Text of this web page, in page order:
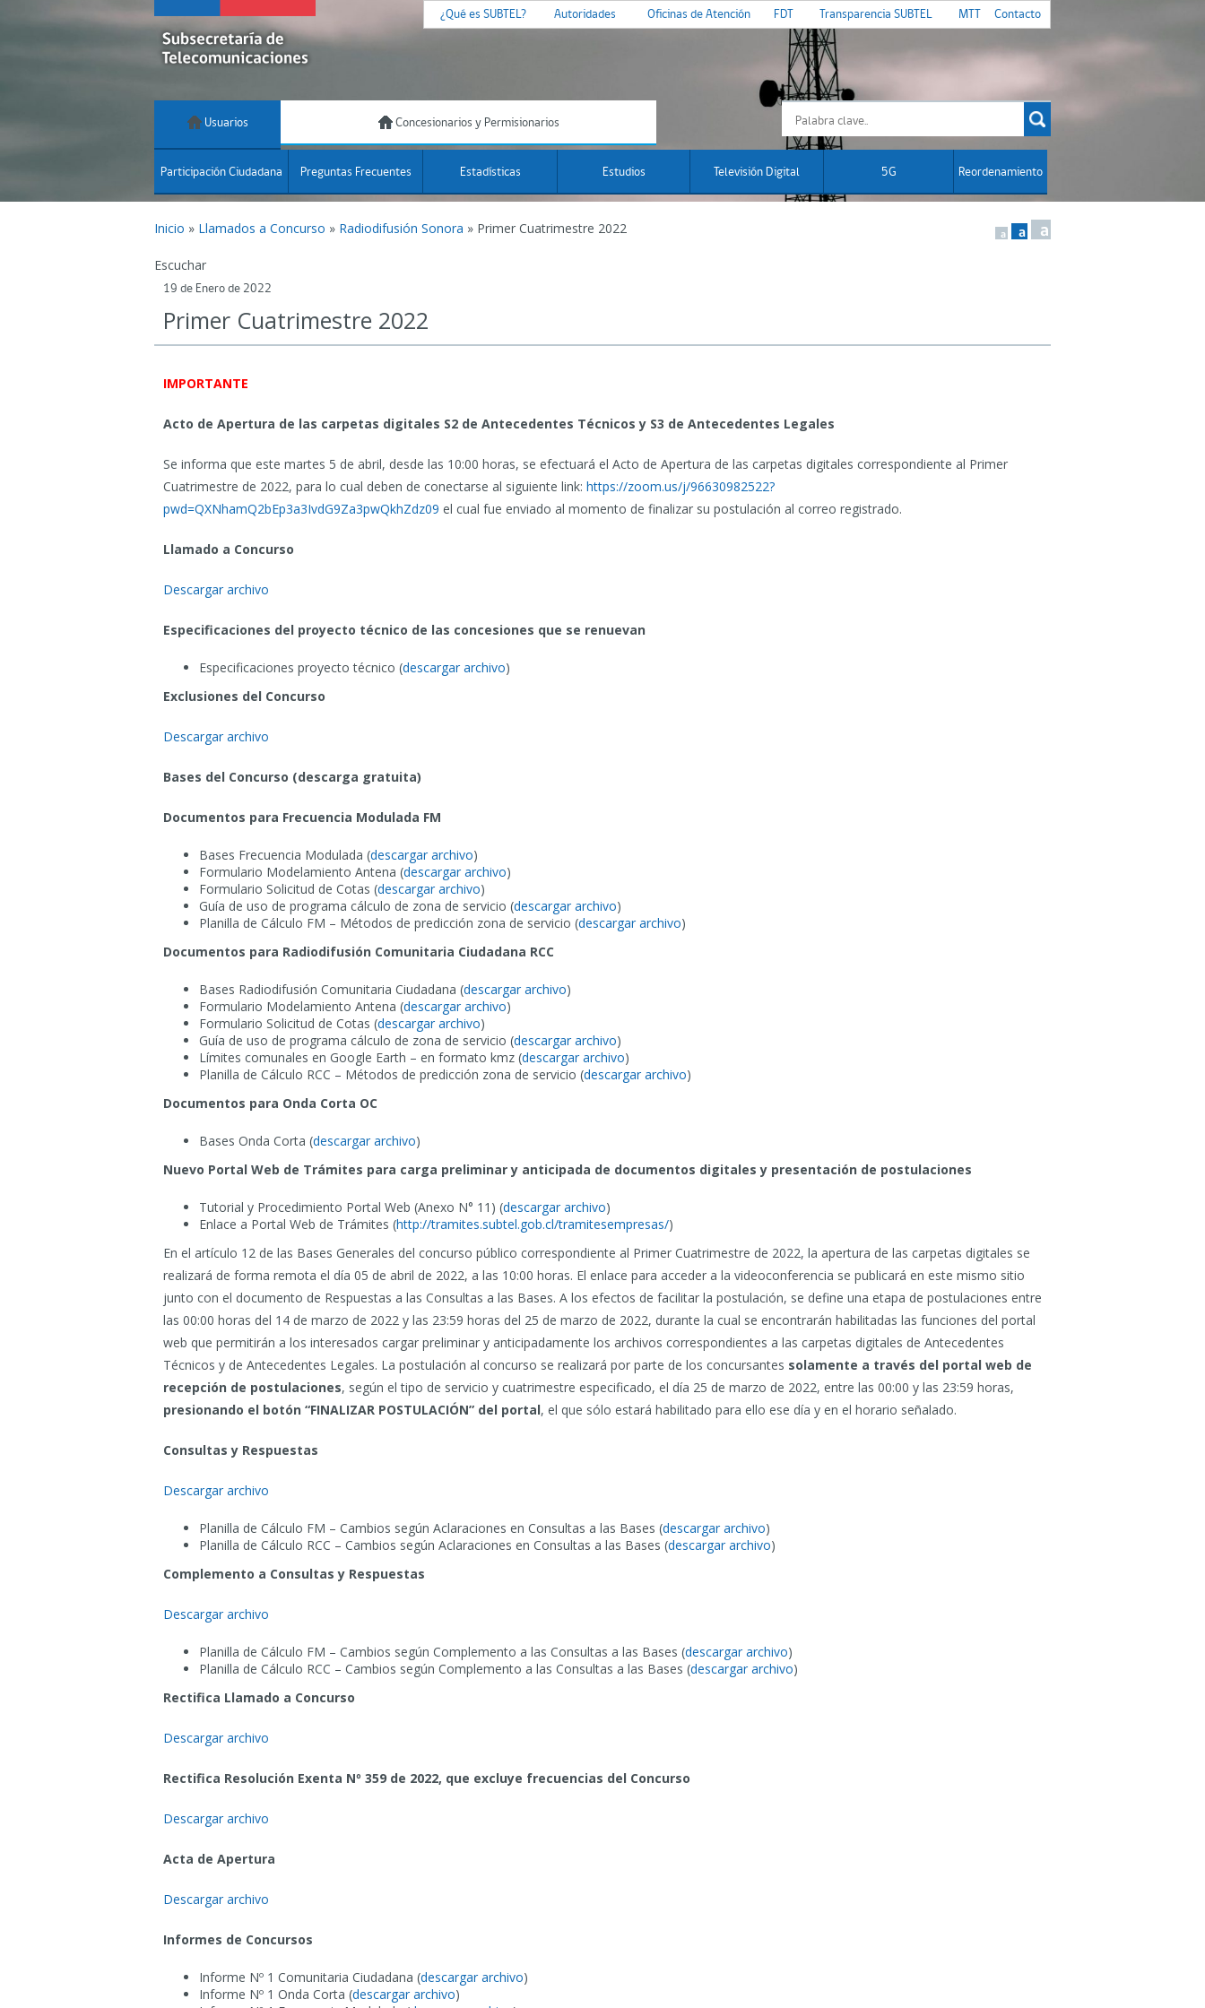
¿Qué es SUBTEL? Autoridades Oficinas de Atención FDT Transparencia SUBTEL MTT Contacto
Usuarios Concesionarios y Permisionarios
Participación Ciudadana Preguntas Frecuentes Estadísticas Estudios Televisión Digital 5G Reordenamiento
Inicio » Llamados a Concurso » Radiodifusión Sonora » Primer Cuatrimestre 2022 a a a
Escuchar
19 de Enero de 2022
Primer Cuatrimestre 2022
IMPORTANTE
Acto de Apertura de las carpetas digitales S2 de Antecedentes Técnicos y S3 de Antecedentes Legales
Se informa que este martes 5 de abril, desde las 10:00 horas, se efectuará el Acto de Apertura de las carpetas digitales correspondiente al Primer
Cuatrimestre de 2022, para lo cual deben de conectarse al siguiente link: https://zoom.us/j/96630982522?
pwd=QXNhamQ2bEp3a3IvdG9Za3pwQkhZdz09 el cual fue enviado al momento de finalizar su postulación al correo registrado.
Llamado a Concurso
Descargar archivo
Especificaciones del proyecto técnico de las concesiones que se renuevan
Especificaciones proyecto técnico (descargar archivo)
Exclusiones del Concurso
Descargar archivo
Bases del Concurso (descarga gratuita)
Documentos para Frecuencia Modulada FM
Bases Frecuencia Modulada (descargar archivo)
Formulario Modelamiento Antena (descargar archivo)
Formulario Solicitud de Cotas (descargar archivo)
Guía de uso de programa cálculo de zona de servicio (descargar archivo)
Planilla de Cálculo FM – Métodos de predicción zona de servicio (descargar archivo)
Documentos para Radiodifusión Comunitaria Ciudadana RCC
Bases Radiodifusión Comunitaria Ciudadana (descargar archivo)
Formulario Modelamiento Antena (descargar archivo)
Formulario Solicitud de Cotas (descargar archivo)
Guía de uso de programa cálculo de zona de servicio (descargar archivo)
Límites comunales en Google Earth – en formato kmz (descargar archivo)
Planilla de Cálculo RCC – Métodos de predicción zona de servicio (descargar archivo)
Documentos para Onda Corta OC
Bases Onda Corta (descargar archivo)
Nuevo Portal Web de Trámites para carga preliminar y anticipada de documentos digitales y presentación de postulaciones
Tutorial y Procedimiento Portal Web (Anexo N° 11) (descargar archivo)
Enlace a Portal Web de Trámites (http://tramites.subtel.gob.cl/tramitesempresas/)
En el artículo 12 de las Bases Generales del concurso público correspondiente al Primer Cuatrimestre de 2022, la apertura de las carpetas digitales se
realizará de forma remota el día 05 de abril de 2022, a las 10:00 horas. El enlace para acceder a la videoconferencia se publicará en este mismo sitio
junto con el documento de Respuestas a las Consultas a las Bases. A los efectos de facilitar la postulación, se define una etapa de postulaciones entre
las 00:00 horas del 14 de marzo de 2022 y las 23:59 horas del 25 de marzo de 2022, durante la cual se encontrarán habilitadas las funciones del portal
web que permitirán a los interesados cargar preliminar y anticipadamente los archivos correspondientes a las carpetas digitales de Antecedentes
Técnicos y de Antecedentes Legales. La postulación al concurso se realizará por parte de los concursantes solamente a través del portal web de
recepción de postulaciones, según el tipo de servicio y cuatrimestre especificado, el día 25 de marzo de 2022, entre las 00:00 y las 23:59 horas,
presionando el botón “FINALIZAR POSTULACIÓN” del portal, el que sólo estará habilitado para ello ese día y en el horario señalado.
Consultas y Respuestas
Descargar archivo
Planilla de Cálculo FM – Cambios según Aclaraciones en Consultas a las Bases (descargar archivo)
Planilla de Cálculo RCC – Cambios según Aclaraciones en Consultas a las Bases (descargar archivo)
Complemento a Consultas y Respuestas
Descargar archivo
Planilla de Cálculo FM – Cambios según Complemento a las Consultas a las Bases (descargar archivo)
Planilla de Cálculo RCC – Cambios según Complemento a las Consultas a las Bases (descargar archivo)
Rectifica Llamado a Concurso
Descargar archivo
Rectifica Resolución Exenta Nº 359 de 2022, que excluye frecuencias del Concurso
Descargar archivo
Acta de Apertura
Descargar archivo
Informes de Concursos
Informe Nº 1 Comunitaria Ciudadana (descargar archivo)
Informe Nº 1 Onda Corta (descargar archivo)